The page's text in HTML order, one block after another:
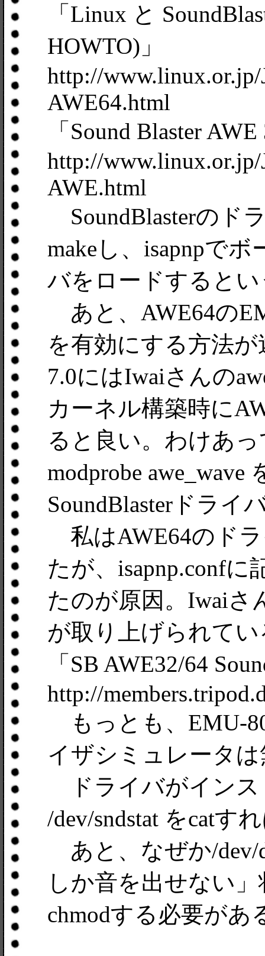
「Linux と
HOWTO)」
http://www.linux.or.jp/
AWE64.html
「Sound Blaster
http://www.linux.or.jp/
AWE.html
SoundBlasterのド
makeし、isapnpで
バをロードすると
あと、AWE64の
を有効にする方法が
7.0にはIwaiさんの
カーネル構築時に
ると良い。わけあ
modprobe awe_wave
SoundBlasterドライ
私はAWE64のド
たが、isapnp.conf
たのが原因。Iwaiさ
が取り上げられてい
「SB AWE32/64
http://
もっとも、EMU-
イザシミュレータ
ドライバがインス
/dev/sndstat をcatす
あと、なぜか/dev/
しか音を出せない
chmodする必要があ